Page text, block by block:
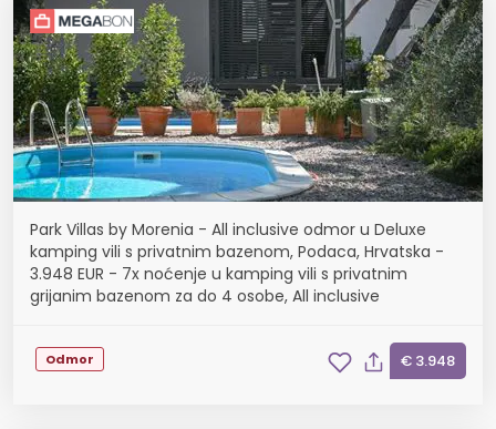
Park Villas by Morenia - All inclusive odmor u Deluxe
kamping vili s privatnim bazenom, Podaca, Hrvatska -
3.948 EUR - 7x noćenje u kamping vili s privatnim
grijanim bazenom za do 4 osobe, All inclusive
Odmor € 3.948